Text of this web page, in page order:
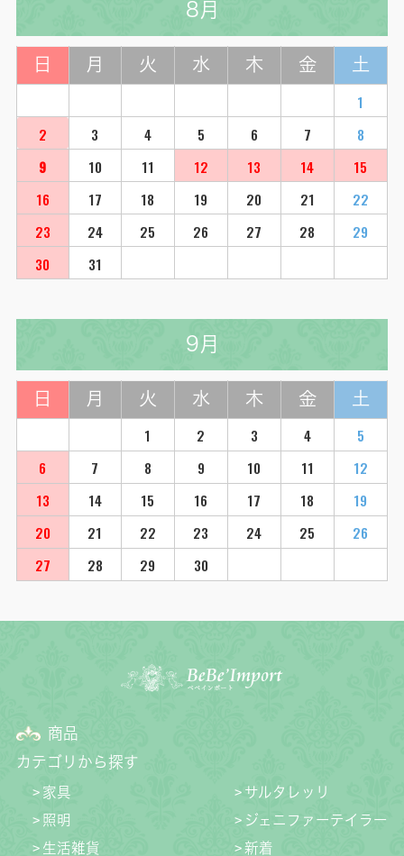
8月
日 月 火 水 木 金 土
1
2
3 4 5 6 7
8
9
10 11 12 13 14
15
16
17 18 19 20 21
22
23
24 25 26 27 28
29
30
31
9月
日 月 火 水 木 金 土
1 2 3 4
5
6
7 8 9 10 11
12
13
14 15 16 17 18
19
20
21 22 23 24 25
26
27
28 29 30
商品
カテゴリから探す
家具
照明
生活雑貨
サルタレッリ
ジェニファーテイラー
新着